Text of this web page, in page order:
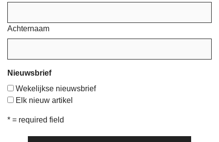
Achternaam
Nieuwsbrief
Wekelijkse nieuwsbrief
Elk nieuw artikel
* = required field